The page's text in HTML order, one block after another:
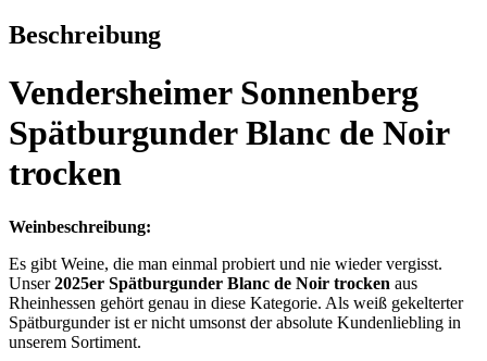
Beschreibung
Vendersheimer Sonnenberg
Spätburgunder Blanc de Noir
trocken
Weinbeschreibung:
Es gibt Weine, die man einmal probiert und nie wieder vergisst.
Unser2025er Spätburgunder Blanc de Noir trocken aus
Rheinhessen gehört genau in diese Kategorie. Als weiß gekelterter
Spätburgunder ist er nicht umsonst der absolute Kundenliebling in
unserem Sortiment.